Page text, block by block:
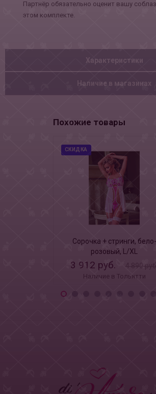
Партнёр обязательно оценит вашу
этом комплекте.
Характеристики
Наличие в магазинах
Похожие товары
СКИДКА
Сорочка + стринги, бело-
розовый, L/XL
3 912 руб. 4 890
Наличие в Тольятти